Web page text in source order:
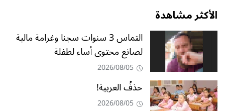
الأكثر مشاهدة
التماس 3 سنوات سجنا وغرامة مالية
لصانع محتوى أساء لطفلة
2026/08/05
حذفُ العربية!
2026/08/05